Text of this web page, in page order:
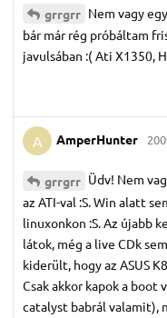
grrgrr Nem vagy
bár már rég próbáltam
javulsában :( Ati X1350,
A AmperHunter
grrgrr Üdv! Nem
az ATI-val :S. Win alatt
linuxonkon :S. Az újabb
látok, még a live CDk
kiderült, hogy az ASUS
Csak akkor kapok a
catalyst babrál valamit),